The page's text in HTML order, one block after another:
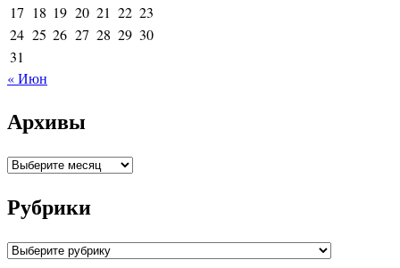
17 18 19 20 21 22 23
24 25 26 27 28 29 30
31
« Июн
Архивы
Архивы
Рубрики
Рубрики